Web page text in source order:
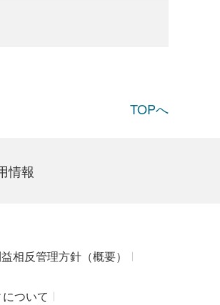
TOPへ
情報
相反管理方針（概要）
ついて